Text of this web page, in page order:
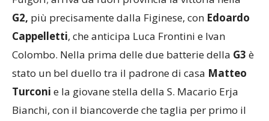
G2, più precisamente dalla Figinese, con Edoardo
Cappelletti, che anticipa Luca Frontini e Ivan
Colombo. Nella prima delle due batterie della G3 è
stato un bel duello tra il padrone di casa Matteo
Turconi e la giovane stella della S. Macario Erja
Bianchi, con il biancoverde che taglia per primo il